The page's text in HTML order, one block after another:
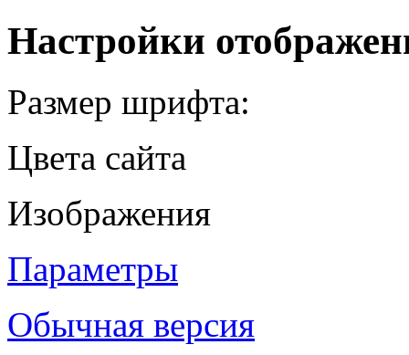
Настройки
Размер шрифта:
Цвета сайта
Изображения
Параметры
Обычная версия